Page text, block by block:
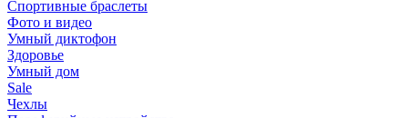
Спортивные браслеты
Фото и видео
Умный диктофон
Здоровье
Умный дом
Sale
Чехлы